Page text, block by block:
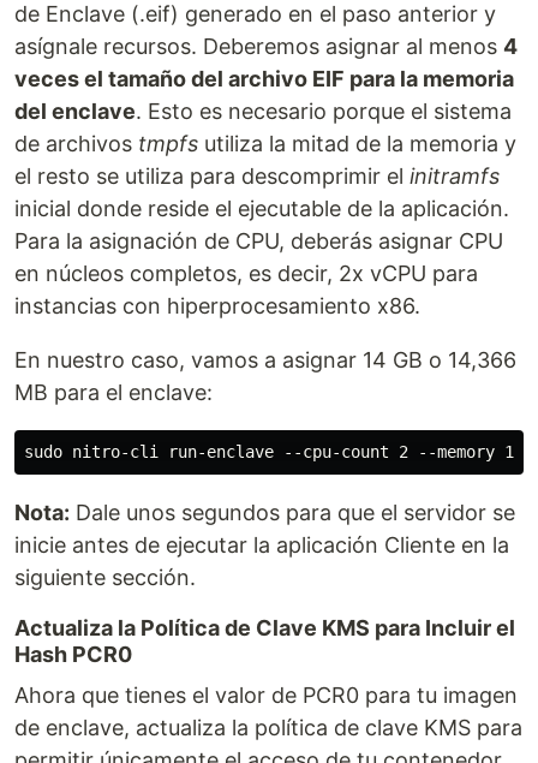
de Enclave (.eif) generado en el paso anterior y
asígnale recursos. Deberemos asignar al menos 4
veces el tamaño del archivo EIF para la memoria
del enclave. Esto es necesario porque el sistema
de archivos tmpfs utiliza la mitad de la memoria y
el resto se utiliza para descomprimir el initramfs
inicial donde reside el ejecutable de la aplicación.
Para la asignación de CPU, deberás asignar CPU
en núcleos completos, es decir, 2x vCPU para
instancias con hiperprocesamiento x86.
En nuestro caso, vamos a asignar 14 GB o 14,366
MB para el enclave:
Nota: Dale unos segundos para que el servidor se
inicie antes de ejecutar la aplicación Cliente en la
siguiente sección.
Actualiza la Política de Clave KMS para Incluir el
Hash PCR0
Ahora que tienes el valor de PCR0 para tu imagen
de enclave, actualiza la política de clave KMS para